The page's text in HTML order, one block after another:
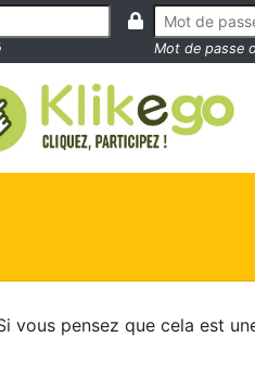
Mot de passe
vous pensez que cela est